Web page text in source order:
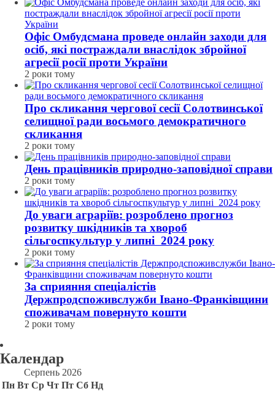
Офіс Омбудсмана проведе онлайн заходи для
осіб, які постраждали внаслідок збройної
агресії росії проти України
2 роки тому
Про скликання чергової сесії Солотвинської
селищної ради восьмого демократичного
скликання
2 роки тому
День працівників природно-заповідної справи
2 роки тому
До уваги аграріїв: розроблено прогноз
розвитку шкідників та хвороб
сільгоспкультур у липні 2024 року
2 роки тому
За сприяння спеціалістів
Держпродспоживслужби Івано-Франківщини
споживачам повернуто кошти
2 роки тому
Календар
Серпень 2026
Пн Вт Ср Чт Пт Сб Нд